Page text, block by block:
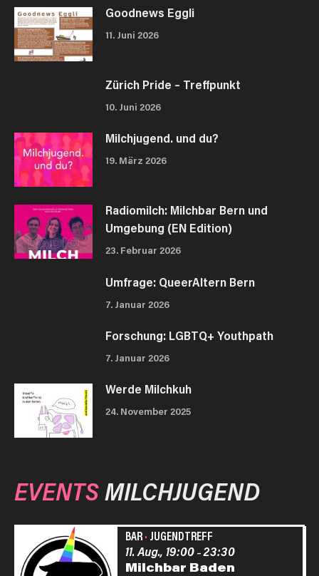
Goodnews Eggli
11. Juni 2026
Zürich Pride – Treffpunkt
10. Juni 2026
Milchjugend. und du?
19. März 2026
Radiomilch: Milchbar Bern und
Umgebung (EN Edition)
23. Februar 2026
Umfrage: QueerAltern Bern
7. Januar 2026
Forschung: LGBTQ+ Youthpath
7. Januar 2026
Werde Milchkuh
24. November 2025
EVENTSMILCHJUGEND
BAR· JUGENDTREFF
Milchbar Baden
11. Aug., 19:00–23:30